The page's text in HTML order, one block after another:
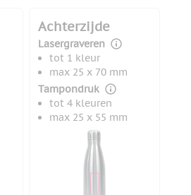
Achterzijde
Lasergraveren
tot 1 kleur
max 25 x 70 mm
Tampondruk
tot 4 kleuren
max 25 x 55 mm